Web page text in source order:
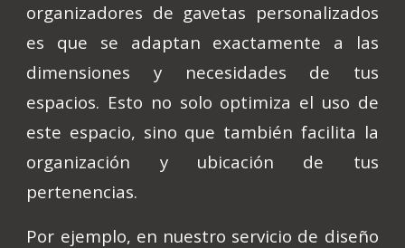
organizadores de gavetas personalizados
es que se adaptan exactamente a las
dimensiones y necesidades de tus
espacios. Esto no solo optimiza el uso de
este espacio, sino que también facilita la
organización y ubicación de tus
pertenencias.
Por ejemplo, en nuestro servicio de diseño